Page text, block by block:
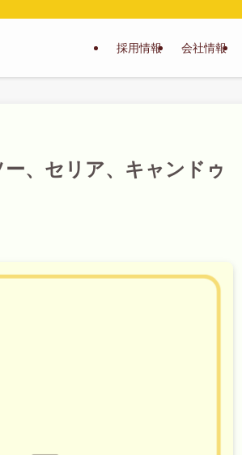
採用情報 会社情報
、セリア、キャンドゥ